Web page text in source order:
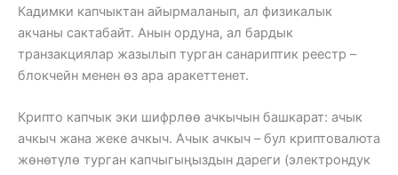
Кадимки капчыктан айырмаланып, ал физикалык
акчаны сактабайт. Анын ордуна, ал бардык
транзакциялар жазылып турган санариптик реестр –
блокчейн менен өз ара аракеттенет.
Крипто капчык эки шифрлөө ачкычын башкарат: ачык
ачкыч жана жеке ачкыч. Ачык ачкыч – бул криптовалюта
жөнөтүлө турган капчыгыңыздын дареги (электрондук